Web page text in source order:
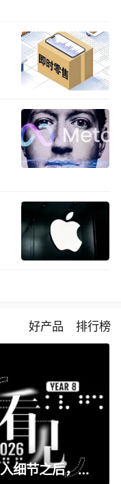
好产品 排行榜
6大品牌手机无障碍横评：深入细节之后，似乎只有苹果能挺住？｜ 看见2026